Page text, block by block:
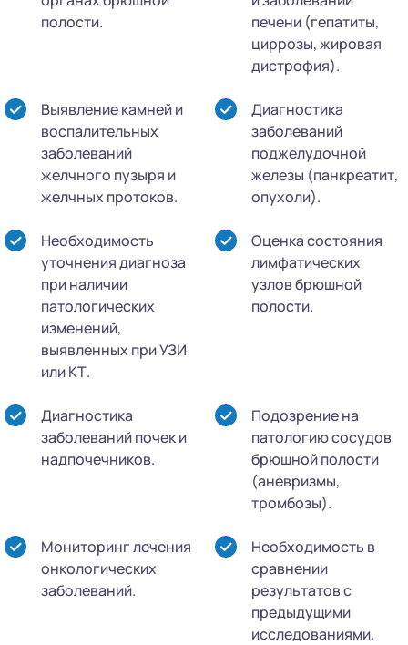
полости.
печени (гепатиты,
циррозы, жировая
дистрофия).
Выявление камней и
воспалительных
заболеваний
желчного пузыря и
желчных протоков.
Диагностика
заболеваний
поджелудочной
железы (панкреатит,
опухоли).
Необходимость
уточнения диагноза
при наличии
патологических
изменений,
выявленных при УЗИ
или КТ.
Оценка состояния
лимфатических
узлов брюшной
полости.
Диагностика
заболеваний почек и
надпочечников.
Подозрение на
патологию сосудов
брюшной полости
(аневризмы,
тромбозы).
Мониторинг лечения
онкологических
заболеваний.
Необходимость в
сравнении
результатов с
предыдущими
исследованиями.